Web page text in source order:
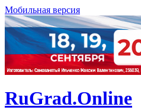
Мобильная версия
RuGrad.Online